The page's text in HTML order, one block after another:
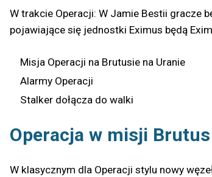
W trakcie Operacji: W Jamie Bestii gracze
pojawiające się jednostki Eximus będą
Misja Operacji na Brutusie na Uranie
Alarmy Operacji
Stalker dołącza do walki
Operacja w misji
W klasycznym dla Operacji stylu nowy